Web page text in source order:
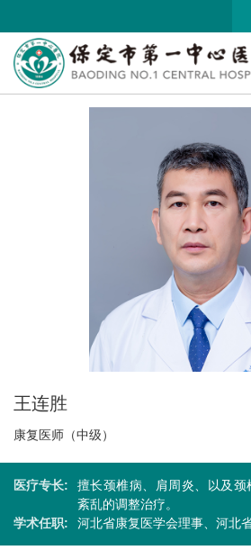
王连胜
康复医师（中级）
医疗专长:
擅长颈椎病、肩周炎、以及
紊乱的调整治疗。
学术任职:
河北省康复医学会理事、河北